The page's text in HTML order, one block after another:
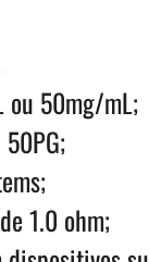
ou 50mg/mL;
1.0 ohm;